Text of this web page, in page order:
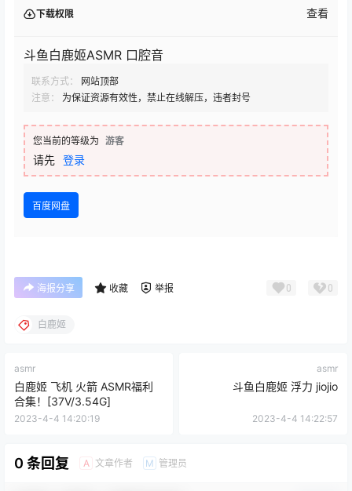
下载权限 查看
斗鱼白鹿姬ASMR 口腔音
联系方式：
网站顶部
注意：
为保证资源有效性，禁止在线解压，违者封号
您当前的等级为 游客
请先 登录
百度网盘
海报分享 收藏 举报 0 0
白鹿姬
asmr
白鹿姬 飞机 火箭 ASMR福利
合集！[37V/3.54G]
2023-4-4 14:20:19
asmr
斗鱼白鹿姬 浮力 jiojio
2023-4-4 14:22:57
0 条回复 A 文章作者 M 管理员